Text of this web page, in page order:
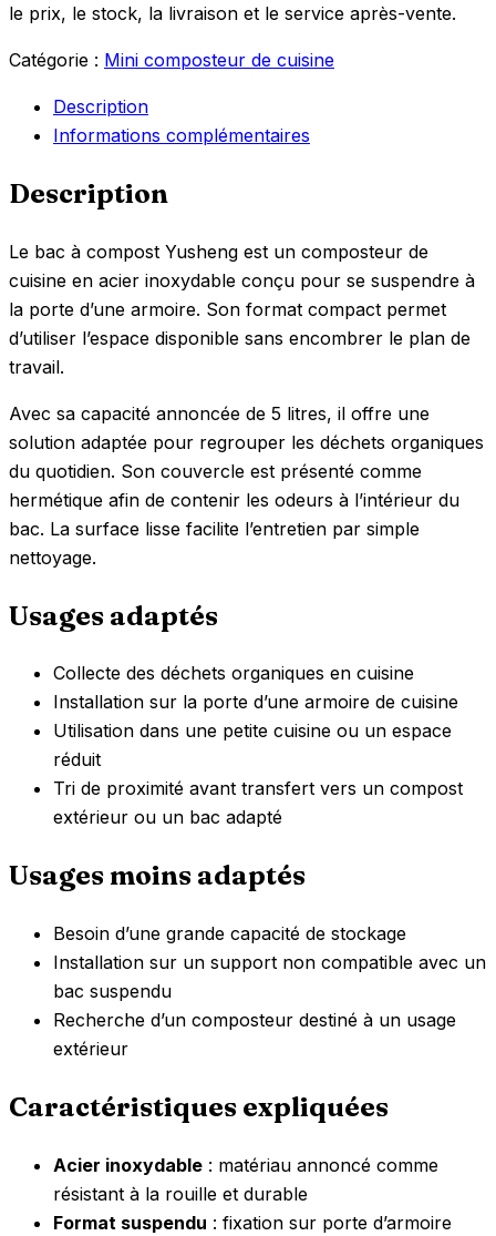
le prix, le stock, la livraison et le service après-vente.
Catégorie : Mini composteur de cuisine
Description
Informations complémentaires
Description
Le bac à compost Yusheng est un composteur de
cuisine en acier inoxydable conçu pour se suspendre à
la porte d’une armoire. Son format compact permet
d’utiliser l’espace disponible sans encombrer le plan de
travail.
Avec sa capacité annoncée de 5 litres, il offre une
solution adaptée pour regrouper les déchets organiques
du quotidien. Son couvercle est présenté comme
hermétique afin de contenir les odeurs à l’intérieur du
bac. La surface lisse facilite l’entretien par simple
nettoyage.
Usages adaptés
Collecte des déchets organiques en cuisine
Installation sur la porte d’une armoire de cuisine
Utilisation dans une petite cuisine ou un espace
réduit
Tri de proximité avant transfert vers un compost
extérieur ou un bac adapté
Usages moins adaptés
Besoin d’une grande capacité de stockage
Installation sur un support non compatible avec un
bac suspendu
Recherche d’un composteur destiné à un usage
extérieur
Caractéristiques expliquées
Acier inoxydable : matériau annoncé comme
résistant à la rouille et durable
Format suspendu : fixation sur porte d’armoire